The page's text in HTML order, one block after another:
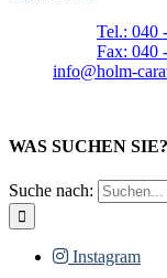
Tel.: 040
Fax: 040
info@holm-
WAS SUCHEN SIE?
Suche nach:
Instagram